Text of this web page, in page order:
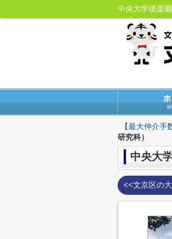
【最大仲介
研究科）
中央大
<<文京区の